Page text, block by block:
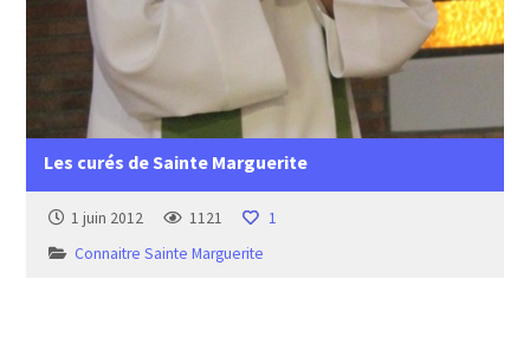
Les curés de Sainte Marguerite
1 juin 2012 1121
1
Connaitre Sainte Marguerite